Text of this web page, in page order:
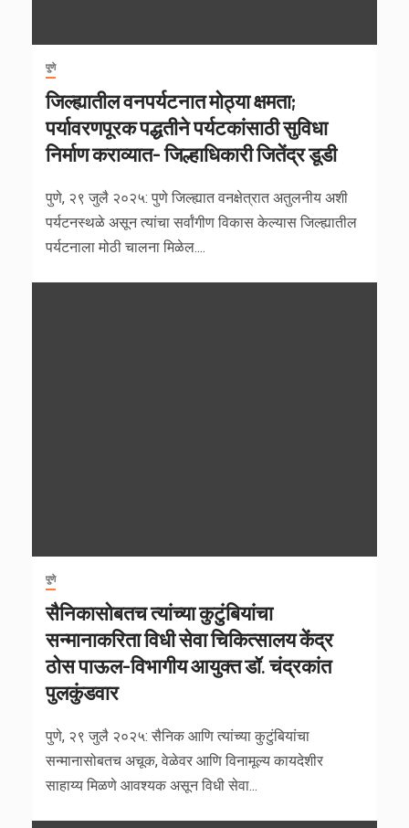
पुणे
जिल्ह्यातील वनपर्यटनात मोठ्या क्षमता;
पर्यावरणपूरक पद्धतीने पर्यटकांसाठी सुविधा
निर्माण कराव्यात- जिल्हाधिकारी जितेंद्र डूडी
पुणे, २९ जुलै २०२५: पुणे जिल्ह्यात वनक्षेत्रात अतुलनीय अशी
पर्यटनस्थळे असून त्यांचा सर्वांगीण विकास केल्यास जिल्ह्यातील
पर्यटनाला मोठी चालना मिळेल....
पुणे
सैनिकासोबतच त्यांच्या कुटुंबियांचा
सन्मानाकरिता विधी सेवा चिकित्सालय केंद्र
ठोस पाऊल-विभागीय आयुक्त डॉ. चंद्रकांत
पुलकुंडवार
पुणे, २९ जुलै २०२५: सैनिक आणि त्यांच्या कुटुंबियांचा
सन्मानासोबतच अचूक, वेळेवर आणि विनामूल्य कायदेशीर
साहाय्य मिळणे आवश्यक असून विधी सेवा...